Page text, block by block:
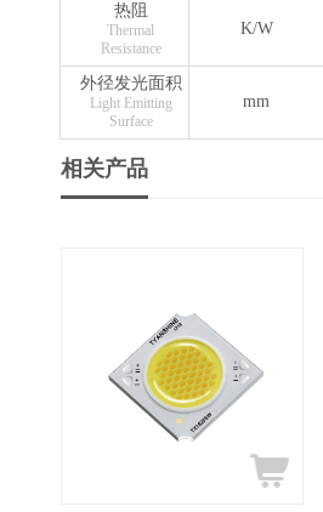
热阻
Thermal
Resistance
K/W
外径发光面积
Light Emitting
Surface
mm
相关产品